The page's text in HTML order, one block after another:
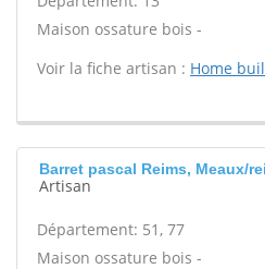
Maison ossature bois -
Voir la fiche artisan : Home
Barret pascal Reims, Meaux/
Artisan
Département: 51, 77
Maison ossature bois -